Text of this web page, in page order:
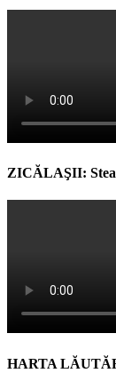
ZICĂLAŞII:
HARTA